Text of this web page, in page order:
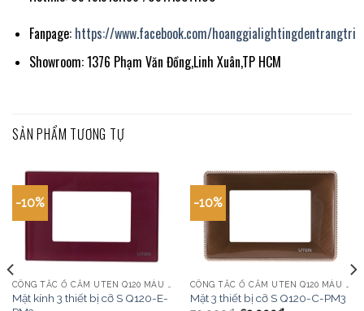
Fanpage: https://www.facebook.com/hoanggialightingdentrangtri
Showroom: 1376 Phạm Văn Đồng,Linh Xuân,TP HCM
SẢN PHẨM TƯƠNG TỰ
-10%
Mặt kính 3 thiết bị cỡ S Q120-E-
-10%
Mặt 3 thiết bị cỡ S Q120-C-PM3